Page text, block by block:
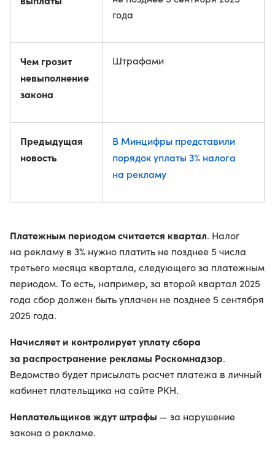
года
Чем грозит
невыполнение
закона
Штрафами
Предыдущая
новость
В Минцифры представили
порядок уплаты 3% налога
на рекламу
Платежным периодом считается квартал. Налог
на рекламу в 3% нужно платить не позднее 5 числа
третьего месяца квартала, следующего за платежным
периодом. То есть, например, за второй квартал 2025
года сбор должен быть уплачен не позднее 5 сентября
2025 года.
Начисляет и контролирует уплату сбора
за распространение рекламы Роскомнадзор.
Ведомство будет присылать расчет платежа в личный
кабинет плательщика на сайте РКН.
Неплательщиков ждут штрафы — за нарушение
закона о рекламе.